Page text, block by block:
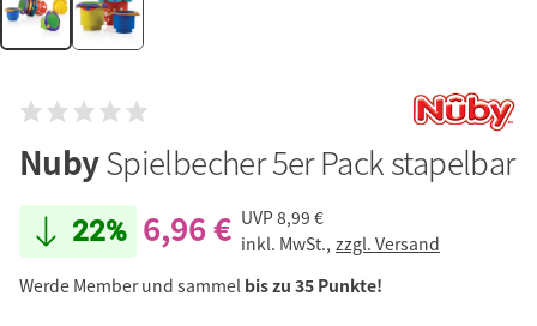
NubySpielbecher 5er Pack stapelbar
22% 6,96 € UVP8,99 €
inkl. MwSt., zzgl. Versand
Werde Member und sammel bis zu 35 Punkte!